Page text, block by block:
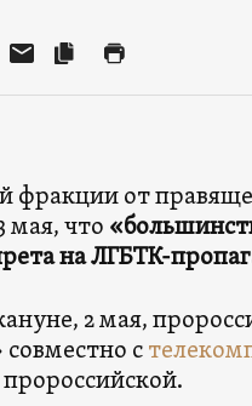
фракции от
мая, что
на ЛГБТК-
2 мая,
с